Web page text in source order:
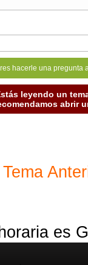
hacerle una
leyendo un
abrir
Tema
es